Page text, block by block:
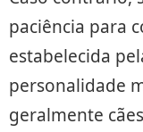
paciência para
estabelecida
personalidade
geralmente